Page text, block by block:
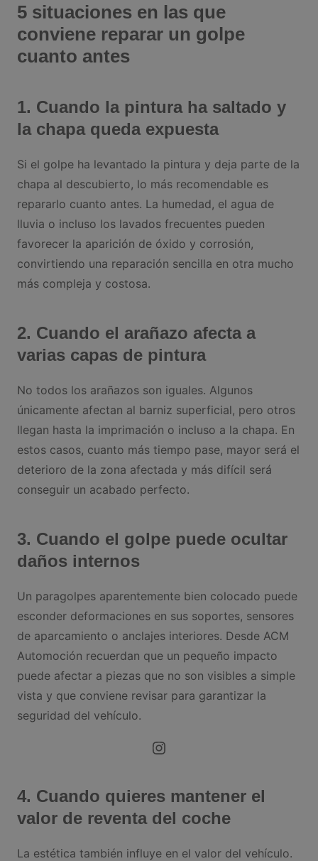
5 situaciones en las que
conviene reparar un golpe
cuanto antes
1. Cuando la pintura ha saltado y
la chapa queda expuesta
Si el golpe ha levantado la pintura y deja parte de la
chapa al descubierto, lo más recomendable es
repararlo cuanto antes. La humedad, el agua de
lluvia o incluso los lavados frecuentes pueden
favorecer la aparición de óxido y corrosión,
convirtiendo una reparación sencilla en otra mucho
más compleja y costosa.
2. Cuando el arañazo afecta a
varias capas de pintura
No todos los arañazos son iguales. Algunos
únicamente afectan al barniz superficial, pero otros
llegan hasta la imprimación o incluso a la chapa. En
estos casos, cuanto más tiempo pase, mayor será el
deterioro de la zona afectada y más difícil será
conseguir un acabado perfecto.
3. Cuando el golpe puede ocultar
daños internos
Un paragolpes aparentemente bien colocado puede
esconder deformaciones en sus soportes, sensores
de aparcamiento o anclajes interiores. Desde ACM
Automoción recuerdan que un pequeño impacto
puede afectar a piezas que no son visibles a simple
vista y que conviene revisar para garantizar la
seguridad del vehículo.
Instagram
4. Cuando quieres mantener el
valor de reventa del coche
La estética también influye en el valor del vehículo.